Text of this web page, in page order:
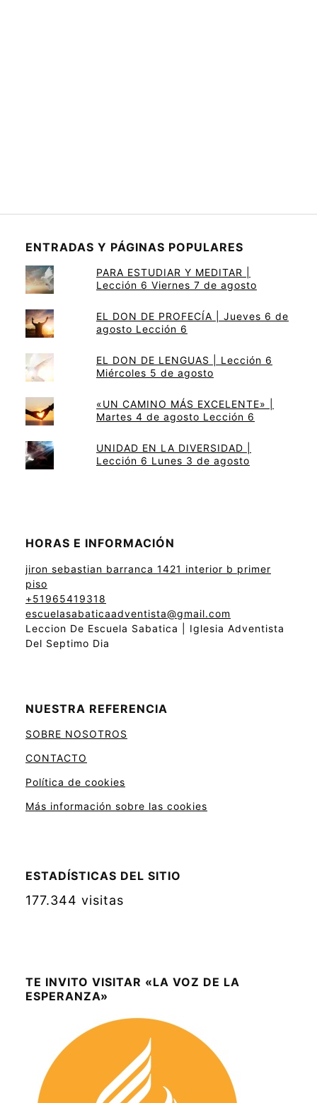
ENTRADAS Y PÁGINAS POPULARES
PARA ESTUDIAR Y MEDITAR |
Lección 6 Viernes 7 de agosto
EL DON DE PROFECÍA | Jueves 6 de
agosto Lección 6
EL DON DE LENGUAS | Lección 6
Miércoles 5 de agosto
«UN CAMINO MÁS EXCELENTE» |
Martes 4 de agosto Lección 6
UNIDAD EN LA DIVERSIDAD |
Lección 6 Lunes 3 de agosto
HORAS E INFORMACIÓN
jiron sebastian barranca 1421 interior b primer
piso
+51965419318
escuelasabaticaadventista@gmail.com
Leccion De Escuela Sabatica | Iglesia Adventista
Del Septimo Dia
NUESTRA REFERENCIA
SOBRE NOSOTROS
CONTACTO
Política de cookies
Más información sobre las cookies
ESTADÍSTICAS DEL SITIO
177.344 visitas
TE INVITO VISITAR «LA VOZ DE LA
ESPERANZA»